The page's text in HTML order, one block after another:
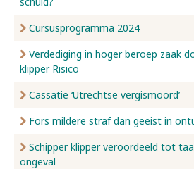
Cursusprogramma 2024
Verdediging in hoger beroep zaak
klipper Risico
Cassatie ‘Utrechtse vergismoord’
Fors mildere straf dan geëist in
Schipper klipper veroordeeld tot
ongeval